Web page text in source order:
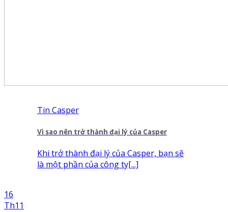
Tin Casper
Vì sao nên trở thành đại lý của Casper
Khi trở thành đại lý của Casper, bạn sẽ
là một phần của công ty[...]
16
Th11